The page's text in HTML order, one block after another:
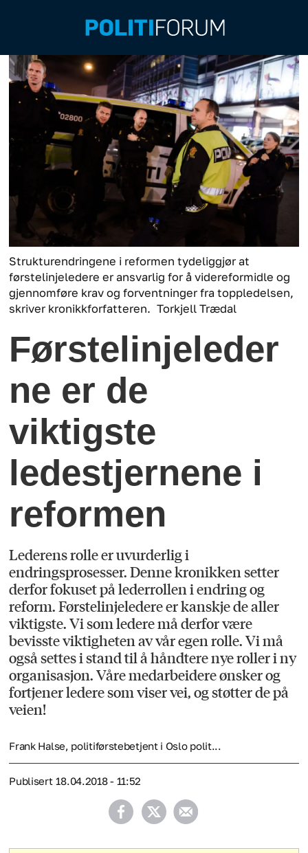
Strukturendringene i reformen tydeliggjør at
førstelinjeledere er ansvarlig for å videreformidle og
gjennomføre krav og forventninger fra toppledelsen,
skriver kronikkforfatteren. Torkjell Trædal
Førstelinjeleder
ne er de
viktigste
ledestjernene i
reformen
Lederens rolle er uvurderlig i
endringsprosesser. Denne kronikken setter
derfor fokuset på lederrollen i endring og
reform. Førstelinjeledere er kanskje de aller
viktigste. Vi som ledere må derfor være
bevisste viktigheten av vår egen rolle. Vi må
også settes i stand til å håndtere nye roller i ny
organisasjon. Våre medarbeidere ønsker og
fortjener ledere som viser vei, og støtter de på
veien!
Frank Halse, politiførstebetjent i Oslo polit...
Publisert 18.04.2018 - 11:52